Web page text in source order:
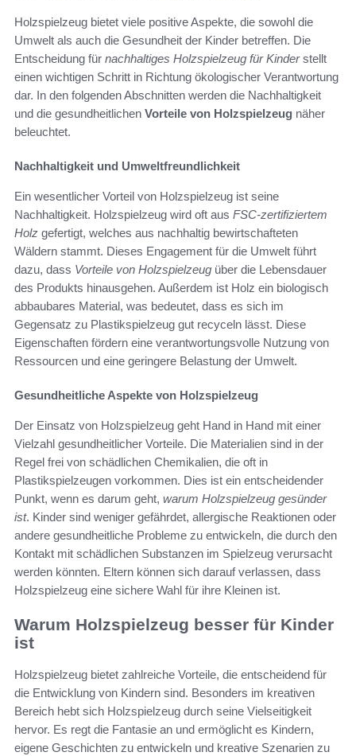
Holzspielzeug bietet viele positive Aspekte, die sowohl die
Umwelt als auch die Gesundheit der Kinder betreffen. Die
Entscheidung für nachhaltiges Holzspielzeug für Kinderstellt
einen wichtigen Schritt in Richtung ökologischer Verantwortung
dar. In den folgenden Abschnitten werden die Nachhaltigkeit
und die gesundheitlichen Vorteile von Holzspielzeug näher
beleuchtet.
Nachhaltigkeit und Umweltfreundlichkeit
Ein wesentlicher Vorteil von Holzspielzeug ist seine
Nachhaltigkeit. Holzspielzeug wird oft aus FSC-zertifiziertem
Holz gefertigt, welches aus nachhaltig bewirtschafteten
Wäldern stammt. Dieses Engagement für die Umwelt führt
dazu, dass Vorteile von Holzspielzeug über die Lebensdauer
des Produkts hinausgehen. Außerdem ist Holz ein biologisch
abbaubares Material, was bedeutet, dass es sich im
Gegensatz zu Plastikspielzeug gut recyceln lässt. Diese
Eigenschaften fördern eine verantwortungsvolle Nutzung von
Ressourcen und eine geringere Belastung der Umwelt.
Gesundheitliche Aspekte von Holzspielzeug
Der Einsatz von Holzspielzeug geht Hand in Hand mit einer
Vielzahl gesundheitlicher Vorteile. Die Materialien sind in der
Regel frei von schädlichen Chemikalien, die oft in
Plastikspielzeugen vorkommen. Dies ist ein entscheidender
Punkt, wenn es darum geht, warum Holzspielzeug gesünder
ist. Kinder sind weniger gefährdet, allergische Reaktionen oder
andere gesundheitliche Probleme zu entwickeln, die durch den
Kontakt mit schädlichen Substanzen im Spielzeug verursacht
werden könnten. Eltern können sich darauf verlassen, dass
Holzspielzeug eine sichere Wahl für ihre Kleinen ist.
Warum Holzspielzeug besser für Kinder
ist
Holzspielzeug bietet zahlreiche Vorteile, die entscheidend für
die Entwicklung von Kindern sind. Besonders im kreativen
Bereich hebt sich Holzspielzeug durch seine Vielseitigkeit
hervor. Es regt die Fantasie an und ermöglicht es Kindern,
eigene Geschichten zu entwickeln und kreative Szenarien zu